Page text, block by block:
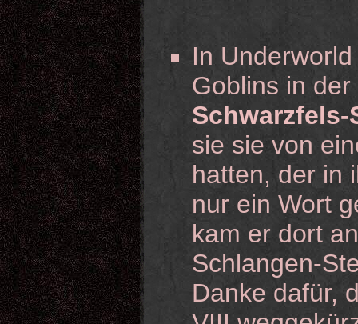
In
Goblins in
Schwarzfels-
sie sie von
hatten, der in
nur ein Wort
kam er dort
Schlangen-
Danke dafür,